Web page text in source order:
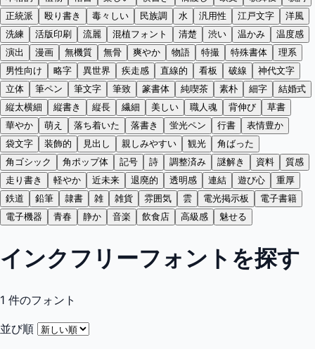
正統派
殴り書き 毒々しい 民族調 水 汎用性 江戸文字
洋風
洗練
活版印刷 流麗 混植フォント 清楚 渋い 温かみ
温度感
演出
漫画 無機質 無骨 爽やか 物語 特撮 特殊書体
理系
男性向け
略字 異世界 疾走感 直線的 看板 破線
神代文字
立体
筆ペン 筆文字 筆致 篆書体 純喫茶 素朴 細字
結婚式
縦太横細
縦書き 縦長 繊細 美しい 職人魂 背伸び
草書
華やか
萌え 落ち着いた 落書き 蛍光ペン 行書
表情豊か
袋文字
装飾的 見出し 親しみやすい 観光
角ばった
角ゴシック
角ポップ体 記号 詩 調整済み 謎解き 資料
質感
走り書き
軽やか 近未来 退廃的 透明感 連結 遊び心
重厚
鉄道
鉛筆 隷書 雑 雑貨 雰囲気 雲 電光掲示板
電子書籍
電子機器
青春 静か 音楽 飲食店 高級感 魅せる
インクフリーフォントを探す
1 件のフォント
並び順